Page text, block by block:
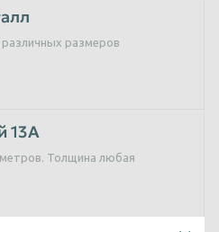
размеров
13А
Толщина любая